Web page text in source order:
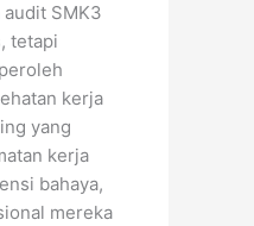
SMK3
tetapi
kerja
yang
kerja
bahaya,
mereka